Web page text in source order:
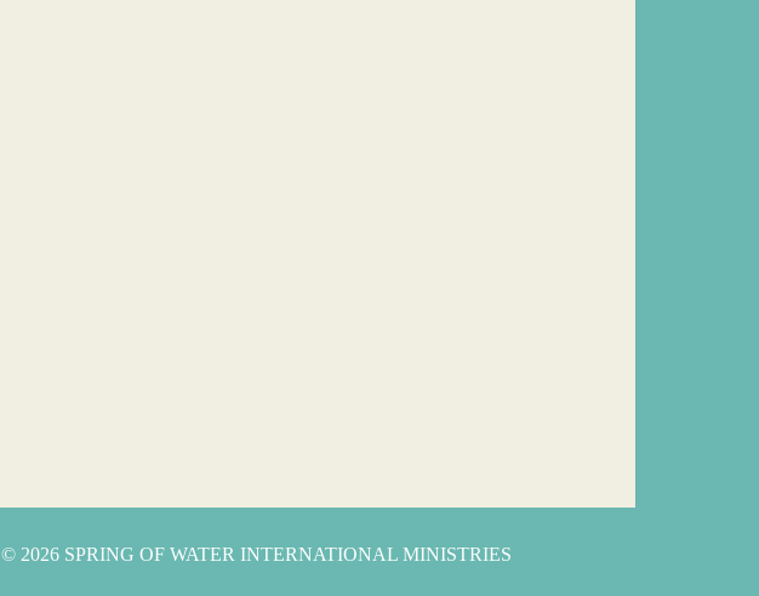
© 2026 SPRING OF WATER INTERNATIONAL MINISTRIES